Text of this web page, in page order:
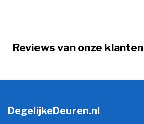
Reviews van onze klanten
DegelijkeDeuren.nl